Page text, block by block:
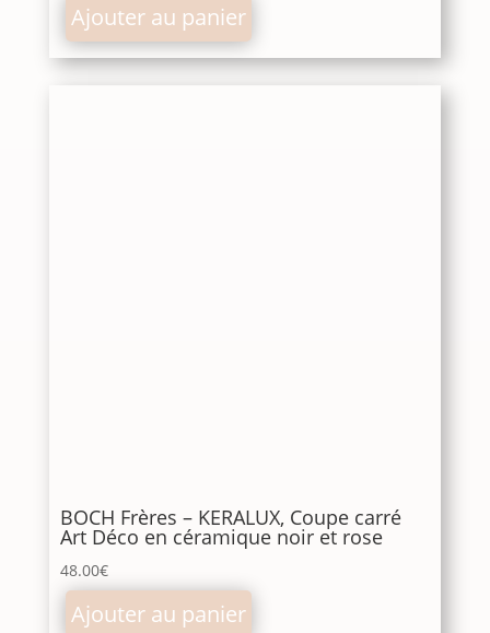
Ajouter au panier
BOCH Frères – KERALUX, Coupe carré
Art Déco en céramique noir et rose
48.00€
Ajouter au panier